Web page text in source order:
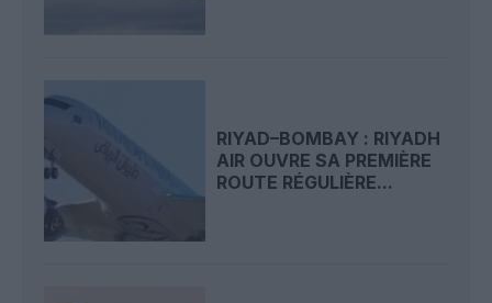
RIYAD–BOMBAY : RIYADH
AIR OUVRE SA PREMIÈRE
ROUTE RÉGULIÈRE...